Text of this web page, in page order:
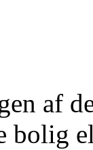
af
bolig